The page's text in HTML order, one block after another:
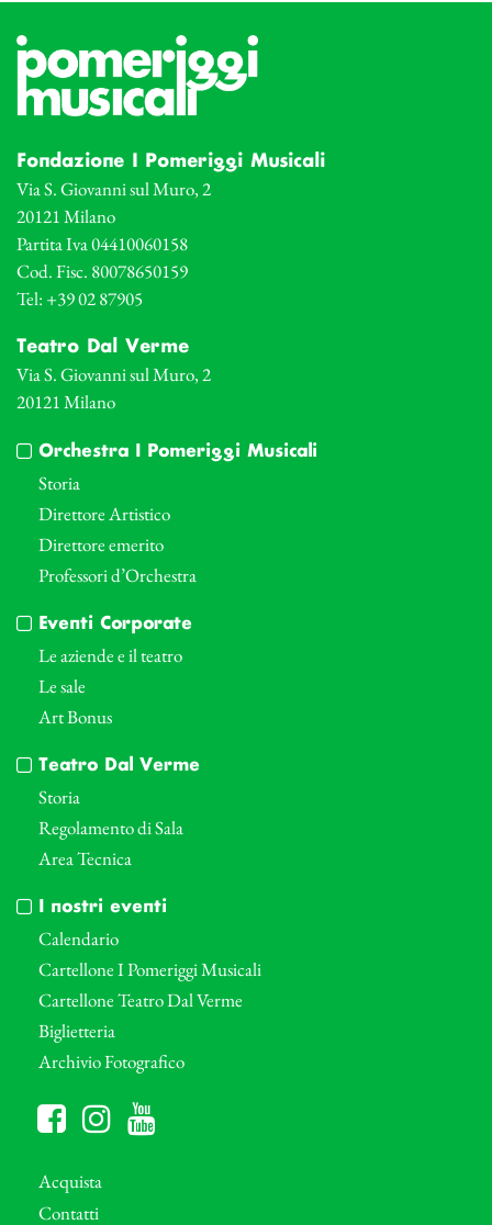
Fondazione I Pomeriggi Musicali
Via S. Giovanni sul Muro, 2
20121 Milano
Partita Iva 04410060158
Cod. Fisc. 80078650159
Tel: +39 02 87905
Teatro Dal Verme
Via S. Giovanni sul Muro, 2
20121 Milano
Orchestra I Pomeriggi Musicali
Storia
Direttore Artistico
Direttore emerito
Professori d’Orchestra
Eventi Corporate
Le aziende e il teatro
Le sale
Art Bonus
Teatro Dal Verme
Storia
Regolamento di Sala
Area Tecnica
I nostri eventi
Calendario
Cartellone I Pomeriggi Musicali
Cartellone Teatro Dal Verme
Biglietteria
Archivio Fotografico
Acquista
Contatti